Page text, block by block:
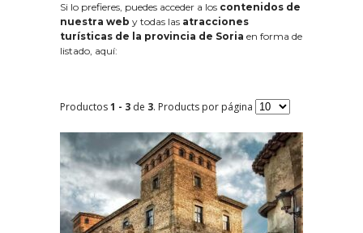
Si lo prefieres, puedes acceder a los contenidos de
nuestra web y todas las atracciones
turísticas de la provincia de Soria en forma de
listado, aquí:
Productos1 - 3 de 3. Products por página